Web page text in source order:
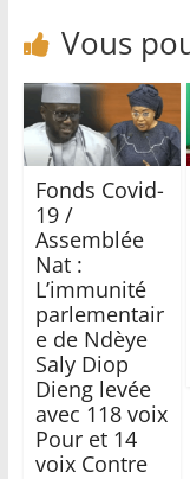
Vous
Fonds Covid-
19 /
Assemblée
Nat :
L’immunité
parlementair
e de Ndèye
Saly Diop
Dieng levée
avec 118 voix
Pour et 14
voix Contre